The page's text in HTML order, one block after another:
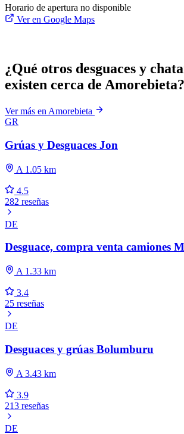
Horario de apertura no disponible
Ver en Google Maps
¿Qué otros desguaces y
existen cerca de Amorebieta?
Ver más en Amorebieta
GR
Grúas y Desguaces Jon
A 1.05 km
4.5
282 reseñas
DE
Desguace, compra venta camiones
A 1.33 km
3.4
25 reseñas
DE
Desguaces y grúas Bolumburu
A 3.43 km
3.9
213 reseñas
DE